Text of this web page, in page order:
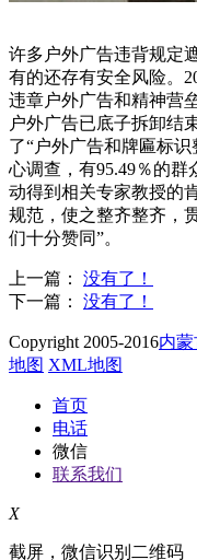
许多户外广告违背规定
有的还存有安全风险。
违章户外广告和精神营
户外广告已底子拆卸结
了“户外广告和牌匾标
心调查，有95.49％的
动得到相关专家教授的
规范，使之整齐整齐，
们十分赞同”。
上一篇： 没有了！
下一篇： 没有了！
Copyright 2005-2016内
地图 XML地图
首页
电话
微信
联系我们
X
截屏，微信识别二维码